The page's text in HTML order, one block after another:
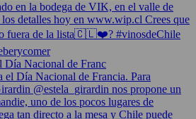
Día Nacional de Franc